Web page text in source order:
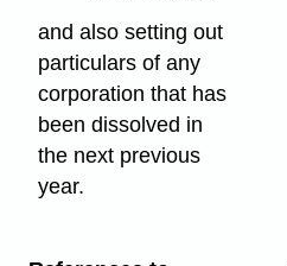
and also setting out
particulars of any
corporation that has
been dissolved in
the next previous
year.